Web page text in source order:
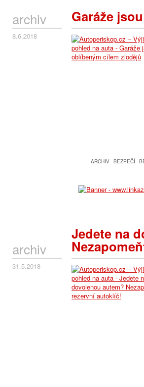
Garáže
archiv
8.6.2018
ARCHIV BEZPEČÍ
Jedete na
archiv
31.5.2018